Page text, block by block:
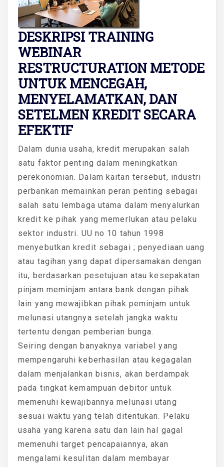
DESKRIPSI TRAINING
WEBINAR
RESTRUCTURATION METODE
UNTUK MENCEGAH,
MENYELAMATKAN, DAN
SETELMEN KREDIT SECARA
EFEKTIF
Dalam dunia usaha, kredit merupakan salah
satu faktor penting dalam meningkatkan
perekonomian. Dalam kaitan tersebut, industri
perbankan memainkan peran penting sebagai
salah satu lembaga utama dalam menyalurkan
kredit ke pihak yang memerlukan atau pelaku
sektor industri. UU no 10 tahun 1998
menyebutkan kredit sebagai ; penyediaan uang
atau tagihan yang dapat dipersamakan dengan
itu, berdasarkan pesetujuan atau kesepakatan
pinjam meminjam antara bank dengan pihak
lain yang mewajibkan pihak peminjam untuk
melunasi utangnya setelah jangka waktu
tertentu dengan pemberian bunga.
Seiring dengan banyaknya variabel yang
mempengaruhi keberhasilan atau kegagalan
dalam menjalankan bisnis, akan berdampak
pada tingkat kemampuan debitor untuk
memenuhi kewajibannya melunasi utang
sesuai waktu yang telah ditentukan. Pelaku
usaha yang karena satu dan lain hal gagal
memenuhi target pencapaiannya, akan
mengalami kesulitan dalam membayar